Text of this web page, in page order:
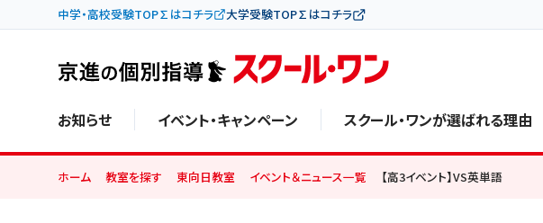
中学・高校受験TOP∑はコチラ 大学受験TOP∑はコチラ
お知らせ イベント・キャンペーン スクール・ワンが選ばれる理由
ホーム 教室を探す 東向日教室 イベント＆ニュース一覧 【高3イベント】VS英単語